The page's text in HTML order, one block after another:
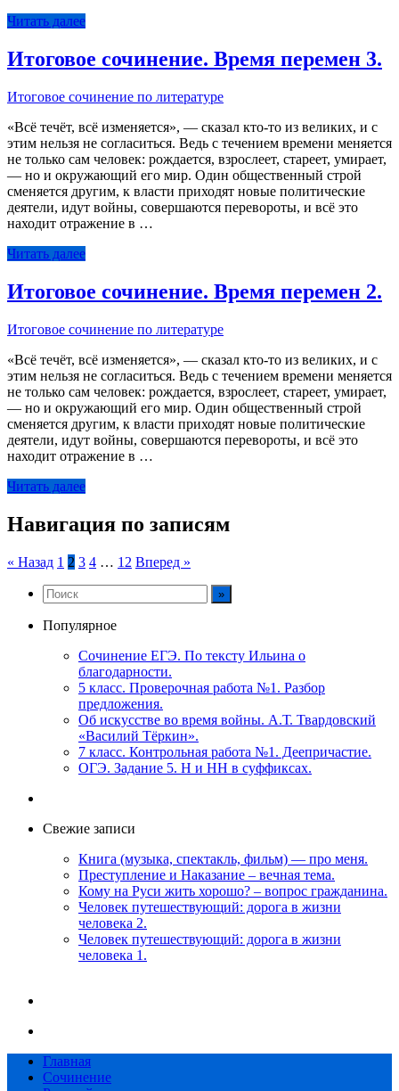
Читать далее
Итоговое сочинение. Время перемен 3.
Итоговое сочинение по литературе
«Всё течёт, всё изменяется», — сказал кто-то из великих, и с
этим нельзя не согласиться. Ведь с течением времени меняется
не только сам человек: рождается, взрослеет, стареет, умирает,
— но и окружающий его мир. Один общественный строй
сменяется другим, к власти приходят новые политические
деятели, идут войны, совершаются перевороты, и всё это
находит отражение в …
Читать далее
Итоговое сочинение. Время перемен 2.
Итоговое сочинение по литературе
«Всё течёт, всё изменяется», — сказал кто-то из великих, и с
этим нельзя не согласиться. Ведь с течением времени меняется
не только сам человек: рождается, взрослеет, стареет, умирает,
— но и окружающий его мир. Один общественный строй
сменяется другим, к власти приходят новые политические
деятели, идут войны, совершаются перевороты, и всё это
находит отражение в …
Читать далее
Навигация по записям
« Назад 1 2 3 4 … 12 Вперед »
Популярное
Сочинение ЕГЭ. По тексту Ильина о
благодарности.
5 класс. Проверочная работа №1. Разбор
предложения.
Об искусстве во время войны. А.Т. Твардовский
«Василий Тёркин».
7 класс. Контрольная работа №1. Деепричастие.
ОГЭ. Задание 5. Н и НН в суффиксах.
Свежие записи
Книга (музыка, спектакль, фильм) — про меня.
Преступление и Наказание – вечная тема.
Кому на Руси жить хорошо? – вопрос гражданина.
Человек путешествующий: дорога в жизни
человека 2.
Человек путешествующий: дорога в жизни
человека 1.
Главная
Сочинение